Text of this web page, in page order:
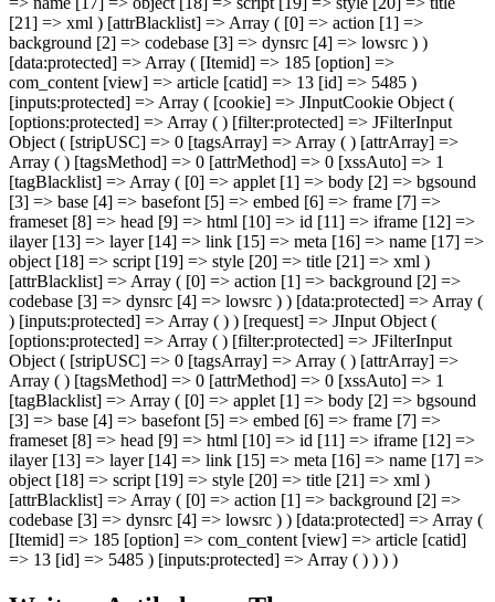
[21] => xml ) [attrBlacklist] => Array ( [0] => action [1] =>
background [2] => codebase [3] => dynsrc [4] => lowsrc ) )
[data:protected] => Array ( [Itemid] => 185 [option] =>
com_content [view] => article [catid] => 13 [id] => 5485 )
[inputs:protected] => Array ( [cookie] => JInputCookie Object (
[options:protected] => Array ( ) [filter:protected] => JFilterInput
Object ( [stripUSC] => 0 [tagsArray] => Array ( ) [attrArray] =>
Array ( ) [tagsMethod] => 0 [attrMethod] => 0 [xssAuto] => 1
[tagBlacklist] => Array ( [0] => applet [1] => body [2] => bgsound
[3] => base [4] => basefont [5] => embed [6] => frame [7] =>
frameset [8] => head [9] => html [10] => id [11] => iframe [12] =>
ilayer [13] => layer [14] => link [15] => meta [16] => name [17] =>
object [18] => script [19] => style [20] => title [21] => xml )
[attrBlacklist] => Array ( [0] => action [1] => background [2] =>
codebase [3] => dynsrc [4] => lowsrc ) ) [data:protected] => Array (
) [inputs:protected] => Array ( ) ) [request] => JInput Object (
[options:protected] => Array ( ) [filter:protected] => JFilterInput
Object ( [stripUSC] => 0 [tagsArray] => Array ( ) [attrArray] =>
Array ( ) [tagsMethod] => 0 [attrMethod] => 0 [xssAuto] => 1
[tagBlacklist] => Array ( [0] => applet [1] => body [2] => bgsound
[3] => base [4] => basefont [5] => embed [6] => frame [7] =>
frameset [8] => head [9] => html [10] => id [11] => iframe [12] =>
ilayer [13] => layer [14] => link [15] => meta [16] => name [17] =>
object [18] => script [19] => style [20] => title [21] => xml )
[attrBlacklist] => Array ( [0] => action [1] => background [2] =>
codebase [3] => dynsrc [4] => lowsrc ) ) [data:protected] => Array (
[Itemid] => 185 [option] => com_content [view] => article [catid]
=> 13 [id] => 5485 ) [inputs:protected] => Array ( ) ) ) )